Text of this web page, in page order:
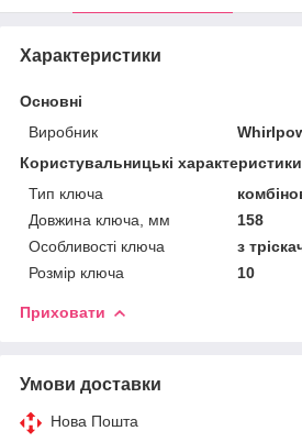
Характеристики
Основні
Виробник
Користувальницькі характеристики
Тип ключа
Довжина ключа, мм
158
Особливості ключа
з
Розмір ключа
10
Приховати
Умови доставки
Нова Пошта